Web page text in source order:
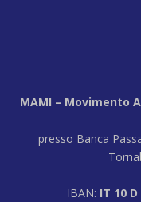
MAMI – Movimento
presso Banca
IBAN: IT 10